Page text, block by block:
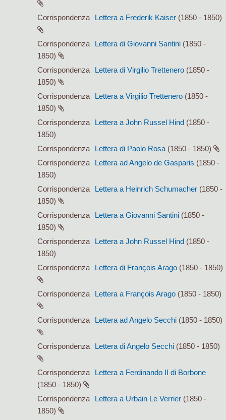
Corrispondenza Lettera a Frederik Kaiser (1850 - 1850)
Corrispondenza Lettera di Giovanni Santini (1850 -
1850)
Corrispondenza
Lettera di Virgilio Trettenero (1850 -
1850)
Corrispondenza
Lettera a Virgilio Trettenero (1850 -
1850)
Corrispondenza
Lettera a John Russel Hind (1850 -
1850)
Corrispondenza
Lettera di Paolo Rosa (1850 - 1850)
Corrispondenza
Lettera ad Angelo de Gasparis (1850 -
1850)
Corrispondenza
Lettera a Heinrich Schumacher (1850 -
1850)
Corrispondenza
Lettera a Giovanni Santini (1850 -
1850)
Corrispondenza
Lettera a John Russel Hind (1850 -
1850)
Corrispondenza
Lettera di François Arago (1850 - 1850)
Corrispondenza Lettera a François Arago (1850 - 1850)
Corrispondenza Lettera ad Angelo Secchi (1850 - 1850)
Corrispondenza Lettera di Angelo Secchi (1850 - 1850)
Corrispondenza
Lettera a Ferdinando II di Borbone
(1850 - 1850)
Corrispondenza
Lettera a Urbain Le Verrier (1850 -
1850)